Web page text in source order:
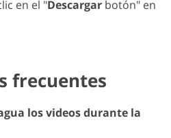
en el "Descargar botón" en
frecuentes
los videos durante la